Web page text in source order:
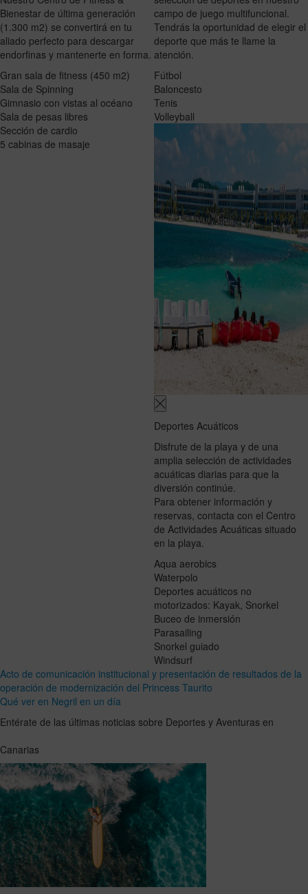
Bienestar de última generación
(1.300 m2) se convertirá en tu
aliado perfecto para descargar
endorfinas y mantenerte en forma.
Gran sala de fitness (450 m2)
Sala de Spinning
Gimnasio con vistas al océano
Sala de pesas libres
Sección de cardio
5 cabinas de masaje
campo de juego multifuncional.
Tendrás la oportunidad de elegir el
deporte que más te llame la
atención.
Fútbol
Baloncesto
Tenis
Volleyball
Deportes Acuáticos
Disfrute de la playa y de una
amplia selección de actividades
acuáticas diarias para que la
diversión continúe.
Para obtener información y
reservas, contacta con el Centro
de Actividades Acuáticas situado
en la playa.
Aqua aerobics
Waterpolo
Deportes acuáticos no
motorizados: Kayak, Snorkel
Buceo de inmersión
Parasailing
Snorkel guiado
Windsurf
Acto de comunicación institucional y presentación de resultados de la
operación de modernización del Princess Taurito
Qué ver en Negril en un día
Entérate de las últimas noticias sobre Deportes y Aventuras en
Canarias